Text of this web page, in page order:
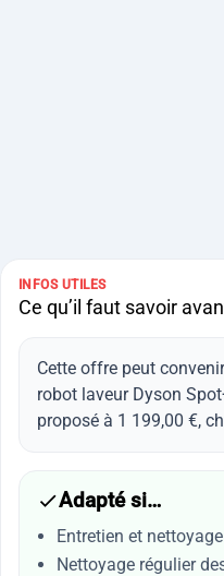
INFOS UTILES
Ce qu’il faut savoir
Cette offre peut
robot laveur Dyson
proposé à 1 199,00 €,
Adapté si…
Entretien et
Nettoyage régulier